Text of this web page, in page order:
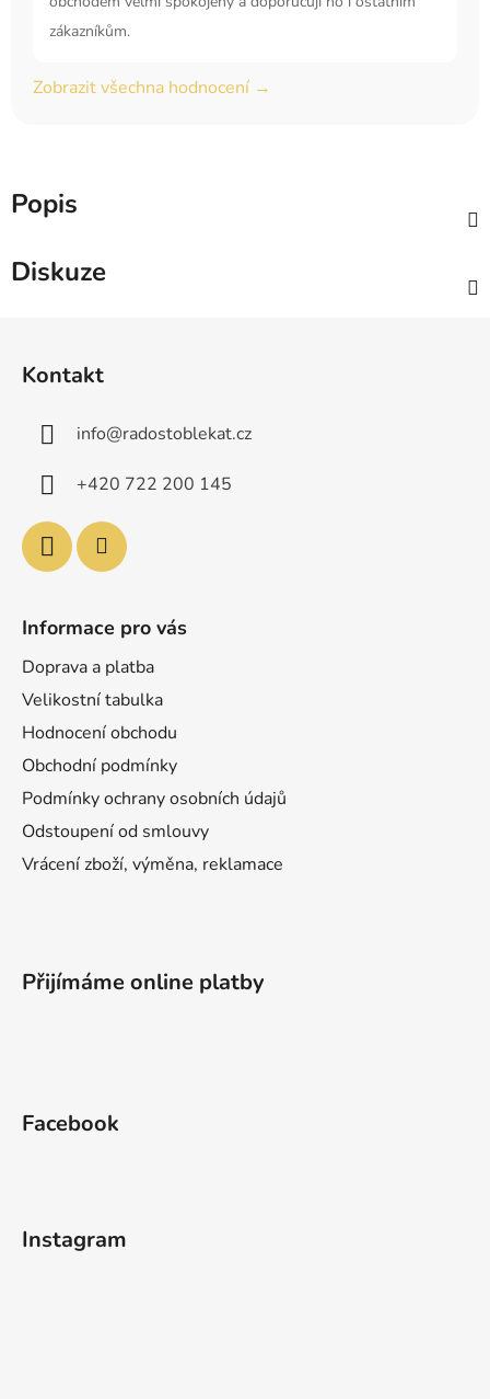
zákazníkům.
Zobrazit všechna hodnocení →
Popis
Diskuze
Kontakt
info@radostoblekat.cz
+420 722 200 145
Informace pro vás
Doprava a platba
Velikostní tabulka
Hodnocení obchodu
Obchodní podmínky
Podmínky ochrany osobních údajů
Odstoupení od smlouvy
Vrácení zboží, výměna, reklamace
Přijímáme online platby
Facebook
Instagram